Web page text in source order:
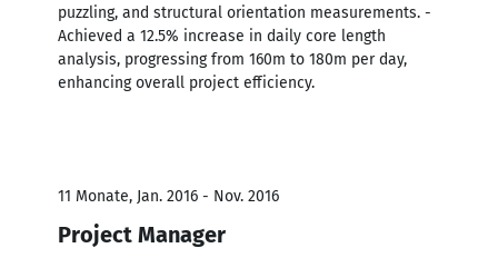
puzzling, and structural orientation measurements. -
Achieved a 12.5% increase in daily core length
analysis, progressing from 160m to 180m per day,
enhancing overall project efficiency.
11 Monate, Jan. 2016 - Nov. 2016
Project Manager